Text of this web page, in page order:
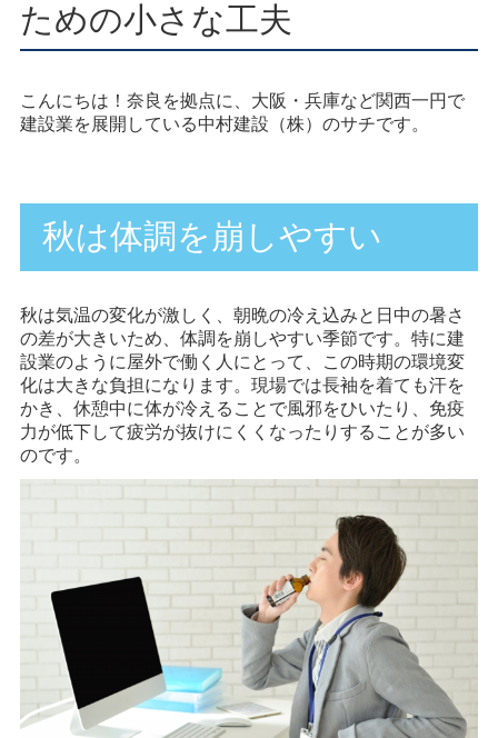
ための小さな工夫
こんにちは！奈良を拠点に、大阪・兵庫など関西一円で
建設業を展開している中村建設（株）のサチです。
秋は体調を崩しやすい
秋は気温の変化が激しく、朝晩の冷え込みと日中の暑さ
の差が大きいため、体調を崩しやすい季節です。特に建
設業のように屋外で働く人にとって、この時期の環境変
化は大きな負担になります。現場では長袖を着ても汗を
かき、休憩中に体が冷えることで風邪をひいたり、免疫
力が低下して疲労が抜けにくくなったりすることが多い
のです。